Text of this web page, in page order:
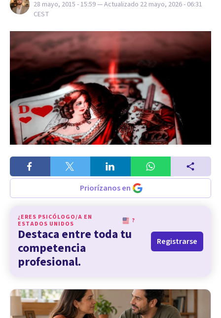
28 mayo, 2015 - 15:59— Actualizado 22 mayo, 2026 - 06:31
CEST
Priorízanos en
¿ERES PSICÓLOGO/A EN
ESTADOS UNIDOS
?
Destaca entre toda tu
competencia
profesional.
Registrarse